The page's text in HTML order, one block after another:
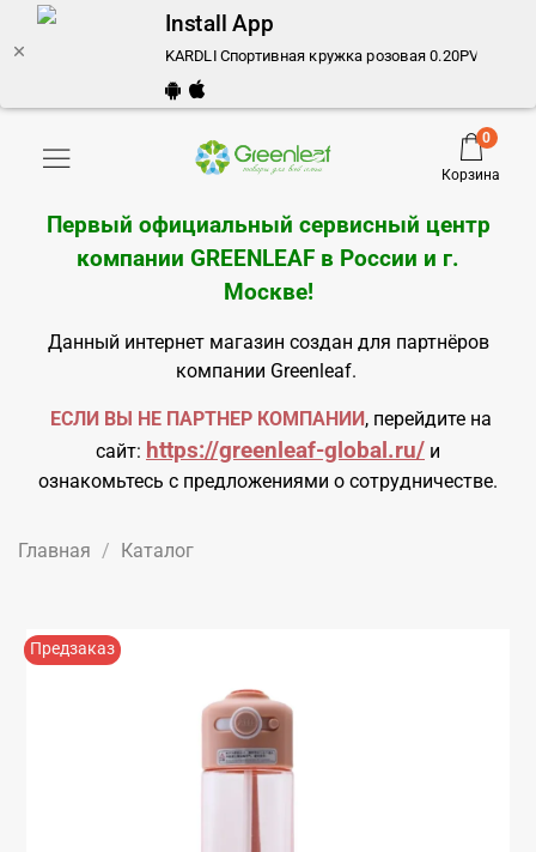
Install App
KARDLI Спортивная кружка розовая 0.20PV -
0
Корзина
Первый официальный сервисный центр
компании GREENLEAF в России и г.
Москве!
Данный интернет магазин создан для партнёров
компании Greenleaf.
ЕСЛИ ВЫ НЕ ПАРТНЕР КОМПАНИИ, перейдите на
сайт: https://greenleaf-global.ru/ и
ознакомьтесь с предложениями о сотрудничестве.
Главная Каталог
Предзаказ